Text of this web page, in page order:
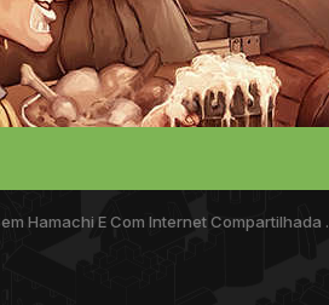
Hamachi E Com Internet Compartilhada .